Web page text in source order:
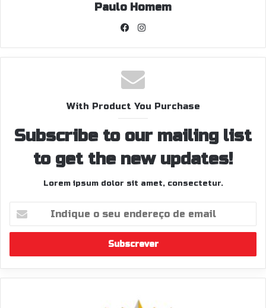
Paulo Homem
Facebook
With Product You Purchase
Subscribe to our mailing list
to get the new updates!
Lorem ipsum dolor sit amet, consectetur.
seu
de
email